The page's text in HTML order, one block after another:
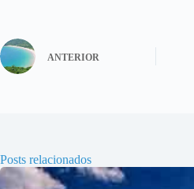
ANTERIOR
Posts relacionados